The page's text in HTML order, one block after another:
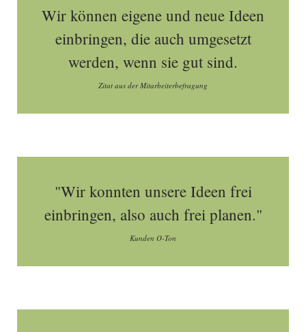
Wir können eigene und neue Ideen
einbringen, die auch umgesetzt
werden, wenn sie gut sind.
Zitat aus der Mitarbeiterbefragung
"Wir konnten unsere Ideen frei
einbringen, also auch frei planen."
Kunden O-Ton